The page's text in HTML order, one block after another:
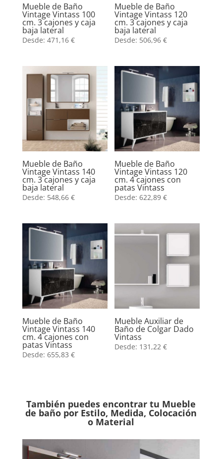
Mueble de Baño
Vintage Vintass 100
cm. 3 cajones y caja
baja lateral
Desde: 471,16 €
Mueble de Baño
Vintage Vintass 120
cm. 3 cajones y caja
baja lateral
Desde: 506,96€
Mueble de Baño
Vintage Vintass 140
cm. 3 cajones y caja
baja lateral
Desde: 548,66 €
Mueble de Baño
Vintage Vintass 120
cm. 4 cajones con
patas Vintass
Desde:622,89€
Mueble de Baño
Vintage Vintass 140
cm. 4 cajones con
patas Vintass
Desde: 655,83 €
Mueble Auxiliar de
Baño de Colgar Dado
Vintass
Desde: 131,22€
También puedes encontrar tu Mueble
de baño por Estilo, Medida, Colocación
o Material